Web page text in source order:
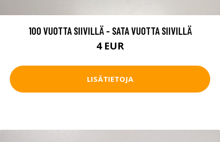
100 VUOTTA SIIVILLÄ - SATA VUOTTA SIIVILLÄ
4 EUR
LISÄTIETOJA